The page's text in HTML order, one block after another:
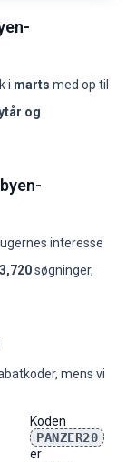
i marts med op til
og
Koder ≥70%
0
-
0
0
-
interesse
3,720søgninger,
210 260
260 320 320
mens vi
Koden
PANZER20
er